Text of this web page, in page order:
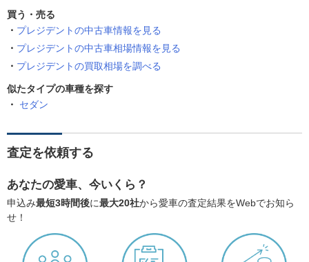
買う・売る
プレジデントの中古車情報を見る
プレジデントの中古車相場情報を見る
プレジデントの買取相場を調べる
似たタイプの車種を探す
セダン
査定を依頼する
あなたの愛車、今いくら？
申込み最短3時間後に最大20社から愛車の査定結果をWebでお知ら
せ！